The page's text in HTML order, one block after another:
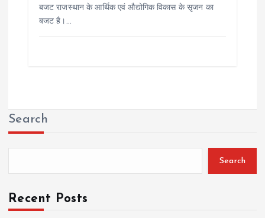
बजट राजस्थान के आर्थिक एवं औद्योगिक विकास के सृजन का
बजट है।…
Search
Search
Recent Posts